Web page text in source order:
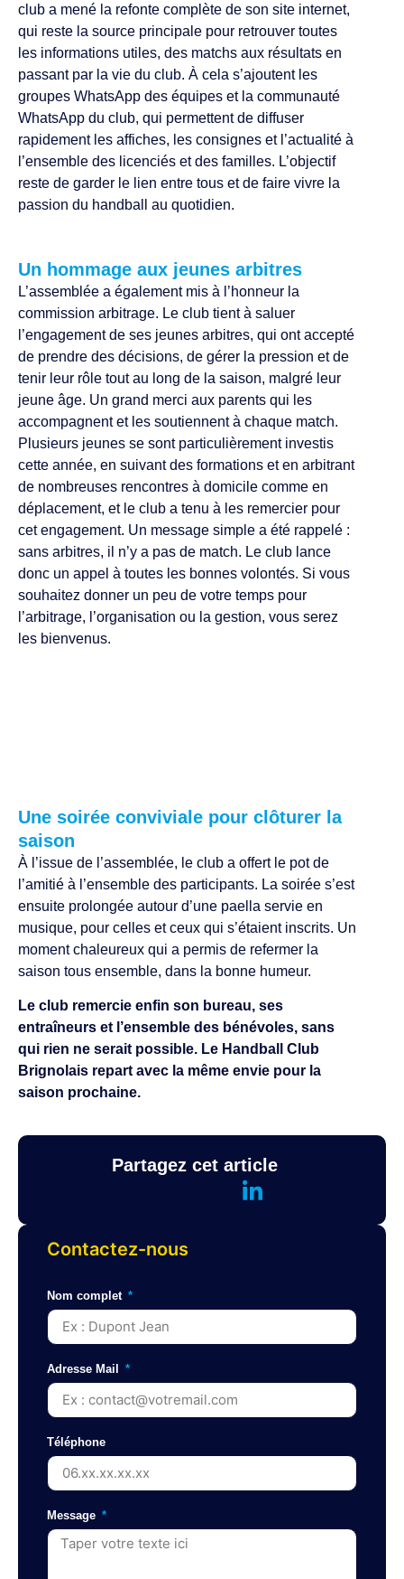
club a mené la refonte complète de son site internet,
qui reste la source principale pour retrouver toutes
les informations utiles, des matchs aux résultats en
passant par la vie du club. À cela s’ajoutent les
groupes WhatsApp des équipes et la communauté
WhatsApp du club, qui permettent de diffuser
rapidement les affiches, les consignes et l’actualité à
l’ensemble des licenciés et des familles. L’objectif
reste de garder le lien entre tous et de faire vivre la
passion du handball au quotidien.
Un hommage aux jeunes arbitres
L’assemblée a également mis à l’honneur la
commission arbitrage. Le club tient à saluer
l’engagement de ses jeunes arbitres, qui ont accepté
de prendre des décisions, de gérer la pression et de
tenir leur rôle tout au long de la saison, malgré leur
jeune âge. Un grand merci aux parents qui les
accompagnent et les soutiennent à chaque match.
Plusieurs jeunes se sont particulièrement investis
cette année, en suivant des formations et en arbitrant
de nombreuses rencontres à domicile comme en
déplacement, et le club a tenu à les remercier pour
cet engagement. Un message simple a été rappelé :
sans arbitres, il n’y a pas de match. Le club lance
donc un appel à toutes les bonnes volontés. Si vous
souhaitez donner un peu de votre temps pour
l’arbitrage, l’organisation ou la gestion, vous serez
les bienvenus.
Une soirée conviviale pour clôturer la
saison
À l’issue de l’assemblée, le club a offert le pot de
l’amitié à l’ensemble des participants. La soirée s’est
ensuite prolongée autour d’une paella servie en
musique, pour celles et ceux qui s’étaient inscrits. Un
moment chaleureux qui a permis de refermer la
saison tous ensemble, dans la bonne humeur.
Le club remercie enfin son bureau, ses
entraîneurs et l’ensemble des bénévoles, sans
qui rien ne serait possible. Le Handball Club
Brignolais repart avec la même envie pour la
saison prochaine.
Partagez cet article
Contactez-nous
Nom complet
Adresse Mail
Téléphone
Message